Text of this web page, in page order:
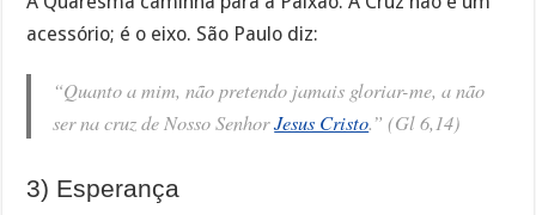
acessório; é o eixo. São Paulo diz:
“Quanto a mim, não pretendo jamais gloriar-me, a não
ser na cruz de Nosso SenhorJesus Cristo.” (Gl 6,14)
3) Esperança